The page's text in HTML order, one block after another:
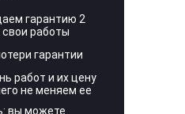
гарантию 2
свои работы
гарантии
работ и их цену
не меняем ее
вы можете